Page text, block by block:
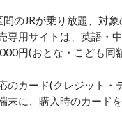
のJRが乗り放題、対
専用サイトは、英語・
円(おとな・こども同
のカード(クレジット
に、購入時のカード